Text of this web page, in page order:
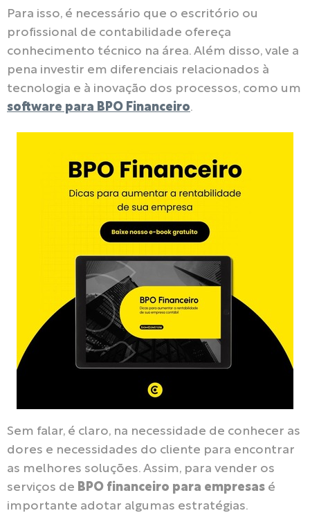
Para isso, é necessário que o escritório ou
profissional de contabilidade ofereça
conhecimento técnico na área. Além disso, vale a
pena investir em diferenciais relacionados à
tecnologia e à inovação dos processos, como um
software para BPO Financeiro.
Sem falar, é claro, na necessidade de conhecer as
dores e necessidades do cliente para encontrar
as melhores soluções. Assim, para vender os
serviços de BPO financeiro para empresas é
importante adotar algumas estratégias.